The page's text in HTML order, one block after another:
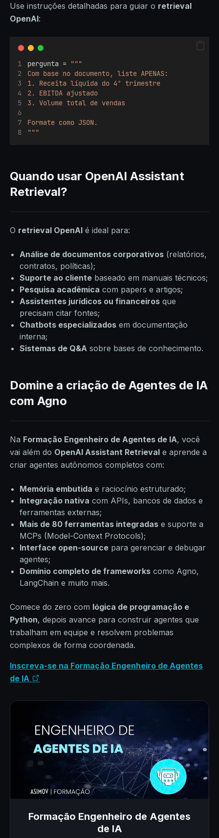
Use instruções detalhadas para guiar o retrieval
OpenAI:
pergunta = """
Com base no documento, liste APENAS:
1. Receita líquida do 4º trimestre
2. EBITDA ajustado
3. Volume total de vendas
Formate como JSON.
"""
Quando usar OpenAI Assistant
Retrieval?
O retrieval OpenAI é ideal para:
Análise de documentos corporativos (relatórios,
contratos, políticas);
Suporte ao cliente baseado em manuais técnicos;
Pesquisa acadêmica com papers e artigos;
Assistentes jurídicos ou financeiros que
precisam citar fontes;
Chatbots especializados em documentação
interna;
Sistemas de Q&A sobre bases de conhecimento.
Domine a criação de Agentes de IA
com Agno
Na Formação Engenheiro de Agentes de IA, você
vai além do OpenAI Assistant Retrieval e aprende a
criar agentes autônomos completos com:
Memória embutida e raciocínio estruturado;
Integração nativa com APIs, bancos de dados e
ferramentas externas;
Mais de 80 ferramentas integradas e suporte a
MCPs (Model-Context Protocols);
Interface open-source para gerenciar e debugar
agentes;
Domínio completo de frameworks como Agno,
LangChain e muito mais.
Comece do zero com lógica de programação e
Python, depois avance para construir agentes que
trabalham em equipe e resolvem problemas
complexos de forma coordenada.
Inscreva-se na Formação Engenheiro de Agentes
de IA
Formação Engenheiro de Agentes
de IA